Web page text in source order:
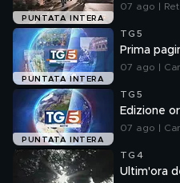
PUNTATA INTERA
07 ago |
PUNTATA INTERA
TG5
Prima
07 ago |
PUNTATA INTERA
TG5
Edizione
07 ago |
TG4
Ultim'ora